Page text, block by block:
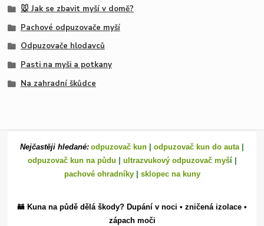
🐭 Jak se zbavit myší v domě?
Pachové odpuzovače myší
Odpuzovače hlodavců
Pasti na myši a potkany
Na zahradní škůdce
Nejčastěji hledané: odpuzovač kun odpuzovač kun do auta|
odpuzovač kun na půdu
ultrazvukový odpuzovač myší |
pachové ohradníky| sklopec na kuny
🦝 Kuna na půdě dělá škody? Dupání v noci • zničená izolace •
zápach moči